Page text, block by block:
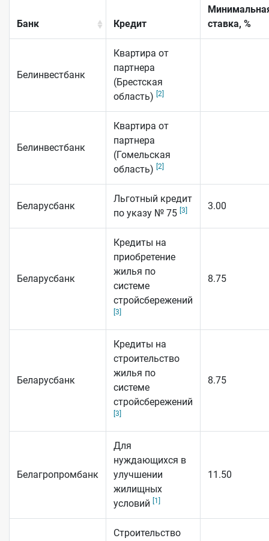
Банк Кредит
ставка, %
Белинвестбанк
Квартира от
партнера
(Брестская
область) [2]
Белинвестбанк
Квартира от
партнера
(Гомельская
область) [2]
Беларусбанк
Льготный кредит
по указу № 75 [3] 3.00
Беларусбанк
Кредиты на
приобретение
жилья по
системе
стройсбережений
[3]
8.75
Беларусбанк
Кредиты на
строительство
жилья по
системе
стройсбережений
[3]
8.75
Белагропромбанк
Для
нуждающихся в
улучшении
жилищных
условий
[1]
11.50
Строительство